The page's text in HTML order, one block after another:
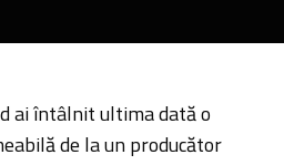
ai întâlnit ultima dată o
de la un producător